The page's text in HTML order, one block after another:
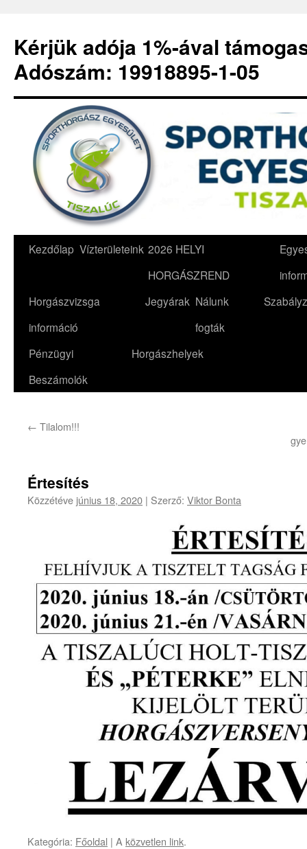
Kérjük adója 1%-ával
Adószám: 19918895-1-05
Kilépés
tartalomba
Kezdőlap Vízterületeink 2026 HELYI
HORGÁSZREND
Horgászvizsga
információ
Jegyárak Nálunk
fogták
Pénzügyi
Beszámolók
Horgászhelyek
← Tilalom!!!
Értesítés
Közzétéve június 18, 2020 | Szerző: Viktor Bonta
Kategória: Főoldal | A közvetlen link.